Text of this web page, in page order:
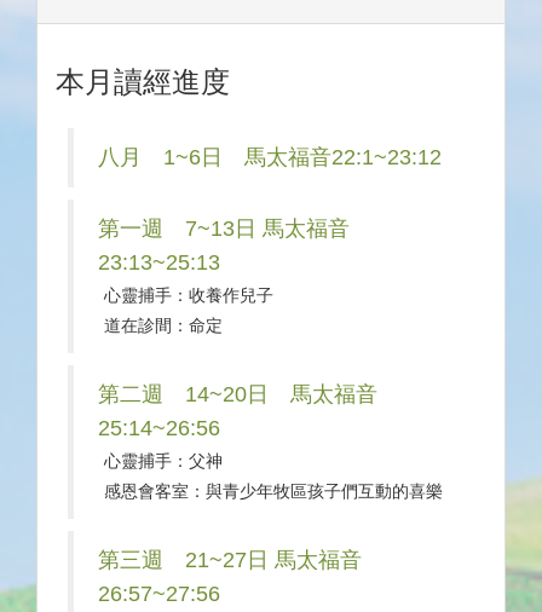
本月讀經進度
八月 1~6日 馬太福音22:1~23:12
第一週 7~13日 馬太福音
23:13~25:13
心靈捕手：收養作兒子
道在診間：命定
第二週 14~20日 馬太福音
25:14~26:56
心靈捕手：父神
感恩會客室：與青少年牧區孩子們互動的喜樂
第三週 21~27日 馬太福音
26:57~27:56